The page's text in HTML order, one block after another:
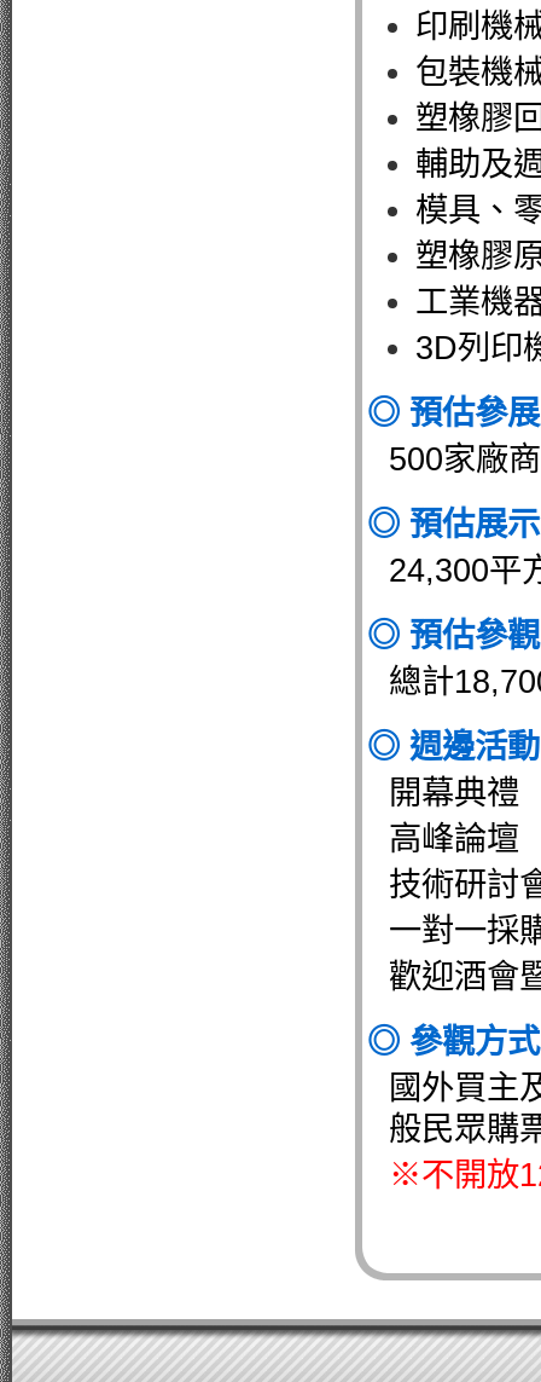
印刷機
包裝機
塑橡膠
輔助及
模具、
塑橡膠
工業機
3D列印
◎ 預估參展
500家廠
◎ 預估展
24,300平
◎ 預估參
總計
◎ 週邊活
開幕典禮
高峰論壇
技術研討
一對一採
歡迎酒會
◎ 參觀方
國外買主
般民眾購
※不開放